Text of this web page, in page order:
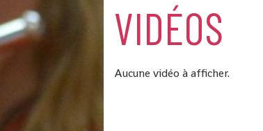
VIDÉOS
Aucune vidéo à afficher.